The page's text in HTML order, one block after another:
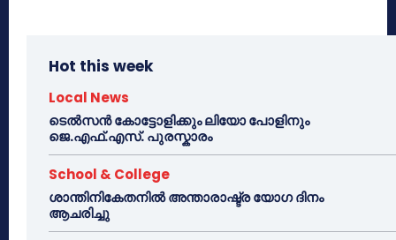
Hot this week
Local News
ടെൽസൻ കോട്ടോളിക്കും ലിയോ പോളിനും
ജെ.എഫ്.എസ്. പുരസ്കാരം
School & College
ശാന്തിനികേതനിൽ അന്താരാഷ്ട്ര യോഗ ദിനം
ആചരിച്ചു